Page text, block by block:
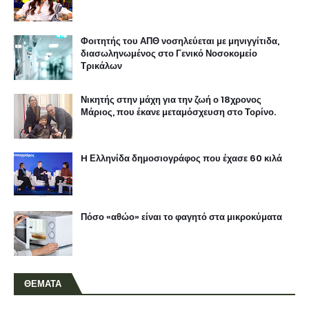
Φοιτητής του ΑΠΘ νοσηλεύεται με μηνιγγίτιδα,
διασωληνωμένος στο Γενικό Νοσοκομείο
Τρικάλων
Νικητής στην μάχη για την ζωή ο 18χρονος
Μάριος, που έκανε μεταμόσχευση στο Τορίνο.
H Ελληνίδα δημοσιογράφος που έχασε 60 κιλά
Πόσο «αθώο» είναι το φαγητό στα μικροκύματα
ΘΕΜΑΤΑ